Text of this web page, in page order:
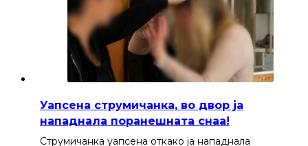
Уапсена струмичанка, во двор ја
нападнала поранешната снаа!
Струмичанка уапсена откако ја нападнала